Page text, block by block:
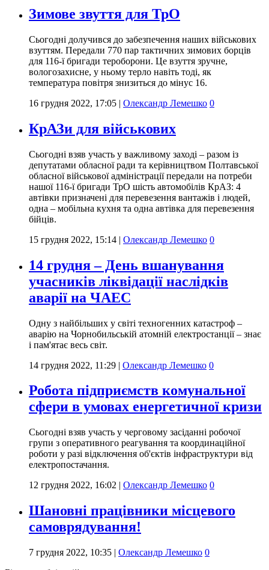
Зимове звуття для ТрО
Сьогодні долучився до забезпечення наших військових
взуттям. Передали 770 пар тактичних зимових борців
для 116-ї бригади тероборони. Це взуття зручне,
вологозахисне, у ньому терло навіть тоді, як
температура повітря знизиться до мінус 16.
16 грудня 2022, 17:05 | Олександр Лемешко 0
КрАЗи для військових
Сьогодні взяв участь у важливому заході ‒ разом із
депутатами обласної ради та керівництвом Полтавської
обласної військової адміністрації передали на потреби
нашої 116-ї бригади ТрО шість автомобілів КрАЗ: 4
автівки призначені для перевезення вантажів і людей,
одна – мобільна кухня та одна автівка для перевезення
бійців.
15 грудня 2022, 15:14 | Олександр Лемешко 0
14 грудня – День вшанування
учасників ліквідації наслідків
аварії на ЧАЕС
Одну з найбільших у світі техногенних катастроф –
аварію на Чорнобильській атомній електростанції – знає
і пам'ятає весь світ.
14 грудня 2022, 11:29 | Олександр Лемешко 0
Робота підприємств комунальної
сфери в умовах енергетичної кризи
Сьогодні взяв участь у черговому засіданні робочої
групи з оперативного реагування та координаційної
роботи у разі відключення об'єктів інфраструктури від
електропостачання.
12 грудня 2022, 16:02 | Олександр Лемешко 0
Шановні працівники місцевого
самоврядування!
7 грудня 2022, 10:35 | Олександр Лемешко 0